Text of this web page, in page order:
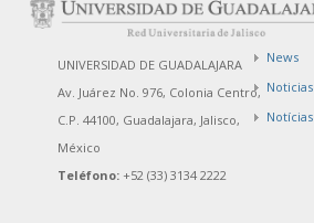
UNIVERSIDAD DE GUADALAJARA
Av. Juárez No. 976, Colonia Centro,
C.P. 44100, Guadalajara, Jalisco,
México
Teléfono: +52 (33) 3134 2222
News
Noticias
Notícias